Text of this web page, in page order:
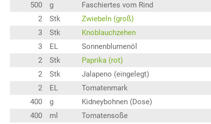
500 g
Faschiertes vom Rind
2
Stk
Zwiebeln (groß)
3
Stk
Knoblauchzehen
3
EL
Sonnenblumenöl
2
Stk
Paprika (rot)
2
Stk
Jalapeno (eingelegt)
2
EL
Tomatenmark
400
g
Kidneybohnen (Dose)
400
ml
Tomatensoße